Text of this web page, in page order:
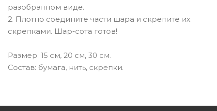
разобранном виде.
2. Плотно соедините части шара и скрепите их
скрепками. Шар-сота готов!
Размер: 15 см, 20 см, 30 см.
Состав: бумага, нить, скрепки.